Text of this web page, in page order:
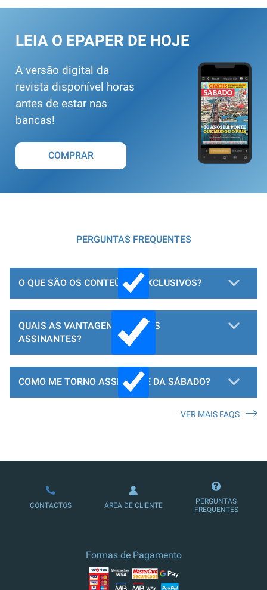
LEIA O EPAPER DE HOJE
A versão digital da
revista disponível horas
antes de estar nas
bancas!
COMPRAR
PERGUNTAS FREQUENTES
O QUE SÃO OS CONTEÚDOS EXCLUSIVOS?
QUAIS AS VANTAGENS PARA OS
ASSINANTES?
COMO ME TORNO ASSINANTE DA SÁBADO?
LOJA DE ASSINATURAS
VER MAIS FAQS
CONTACTOS ÁREA DE CLIENTE
PERGUNTAS
FREQUENTES
Formas de Pagamento